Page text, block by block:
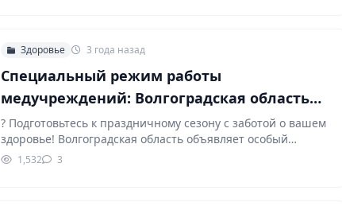
Здоровье 3 года назад
Специальный режим работы
медучреждений: Волгоградская область
готовится к новогодним праздникам
? Подготовьтесь к праздничному сезону с заботой о вашем
здоровье! Волгоградская область объявляет особый
режим…
1,532 3